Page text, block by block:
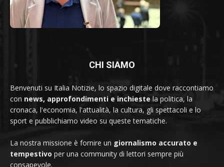
CHI SIAMO
Benvenuti su Italia Notizie, lo spazio digitale dove raccontiamo
con news, approfondimenti e inchieste la politica, la
cronaca, l'economia, l'attualità, la cultura, gli spettacoli e lo
sport e pubblichiamo video su queste tematiche.
La nostra missione è fornire un giornalismo accurato e
tempestivo per una community di lettori sempre più
consapevole.